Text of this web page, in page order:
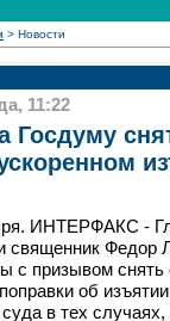
> Новости
11:22
Госдуму
ИНТЕРФАКС -
священник Федор
с призывом снять
об
в тех случаях,